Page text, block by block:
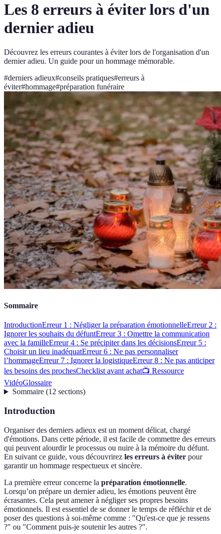
Les 8 erreurs à éviter lors d'un
dernier adieu
Découvrez les erreurs courantes à éviter lors de l'organisation d'un
dernier adieu. Un guide pour un hommage mémorable.
#derniers adieux#conseils pratiques#erreurs à
éviter#hommage#préparation funéraire
Sommaire
IntroductionErreur 1 : Négliger la préparation émotionnelleErreur 2 :
Ignorer les souhaits du défuntErreur 3 : Omettre la communication
avec la familleErreur 4 : Se précipiter dans les décisionsErreur 5 :
Choisir un lieu inadéquatErreur 6 : Ne pas personnaliser
l’hommageErreur 7 : Ignorer la logistiqueErreur 8 : Ne pas anticiper
les besoins des prochesChecklist avant achat📺 Ressource
VidéoGlossaire
Sommaire(12 sections)
Introduction
Organiser des derniers adieux est un moment délicat, chargé
d'émotions. Dans cette période, il est facile de commettre des erreurs
qui peuvent alourdir le processus ou nuire à la mémoire du défunt.
En suivant ce guide, vous découvrirez les erreurs à éviter pour
garantir un hommage respectueux et sincère.
La première erreur concerne la préparation émotionnelle.
Lorsqu’on prépare un dernier adieu, les émotions peuvent être
écrasantes. Cela peut amener à négliger ses propres besoins
émotionnels. Il est essentiel de se donner le temps de réfléchir et de
poser des questions à soi-même comme : "Qu'est-ce que je ressens
?" ou "Comment puis-je soutenir les autres ?".